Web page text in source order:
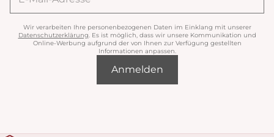
Wir verarbeiten Ihre personenbezogenen Daten im Einklang mit unserer
Datenschutzerklärung . Es ist möglich, dass wir unsere Kommunikation und
Online-Werbung aufgrund der von Ihnen zur Verfügung gestellten
Informationen anpassen.
Anmelden